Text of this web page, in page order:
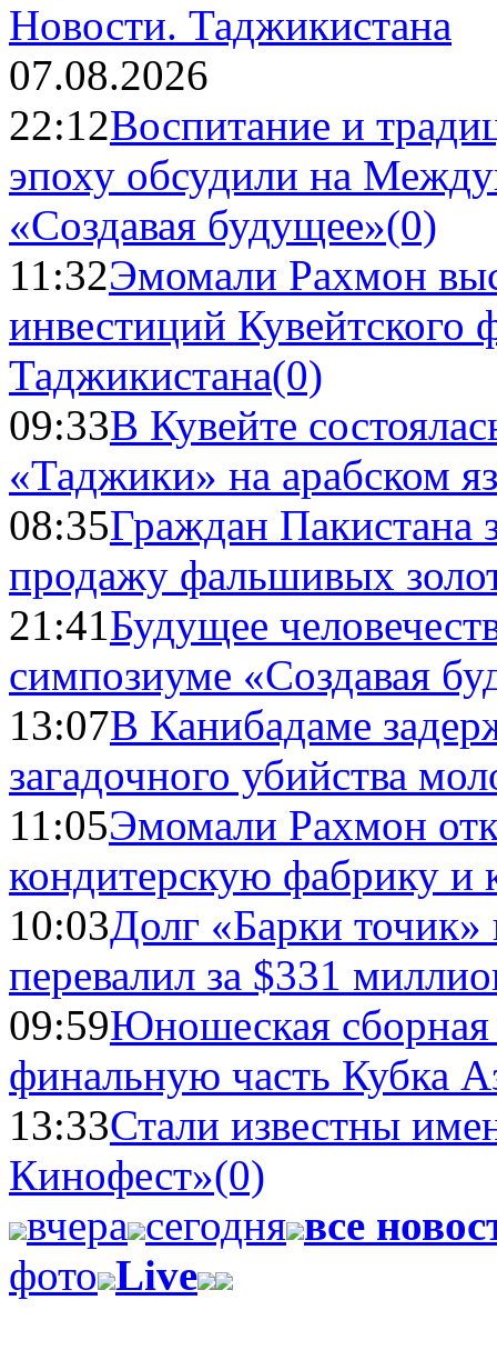
Новости. Таджикистана
07.08.2026
22:12Воспитание и
эпоху обсудили на
«Создавая будущее»(0)
11:32Эмомали Рахмон
инвестиций Кувейтского
Таджикистана(0)
09:33В Кувейте
«Таджики» на арабском
08:35Граждан Пакистана
продажу фальшивых
21:41Будущее
симпозиуме «Создавая
13:07В Канибадаме
загадочного убийства
11:05Эмомали Рахмон
кондитерскую фабрику и
10:03Долг «Барки
перевалил за $331
09:59Юношеская
финальную часть Кубка
13:33Стали известны
Кинофест»(0)
вчера сегодня все
фото Live